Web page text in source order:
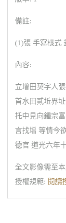
備註:
(1)張 手寫樣式
內容:
立增田契字人
首水田貳坵界
托中見向鍾宗
言找增 等情今
德官 道光六年
全文影像需至
授權規範: 閱讀